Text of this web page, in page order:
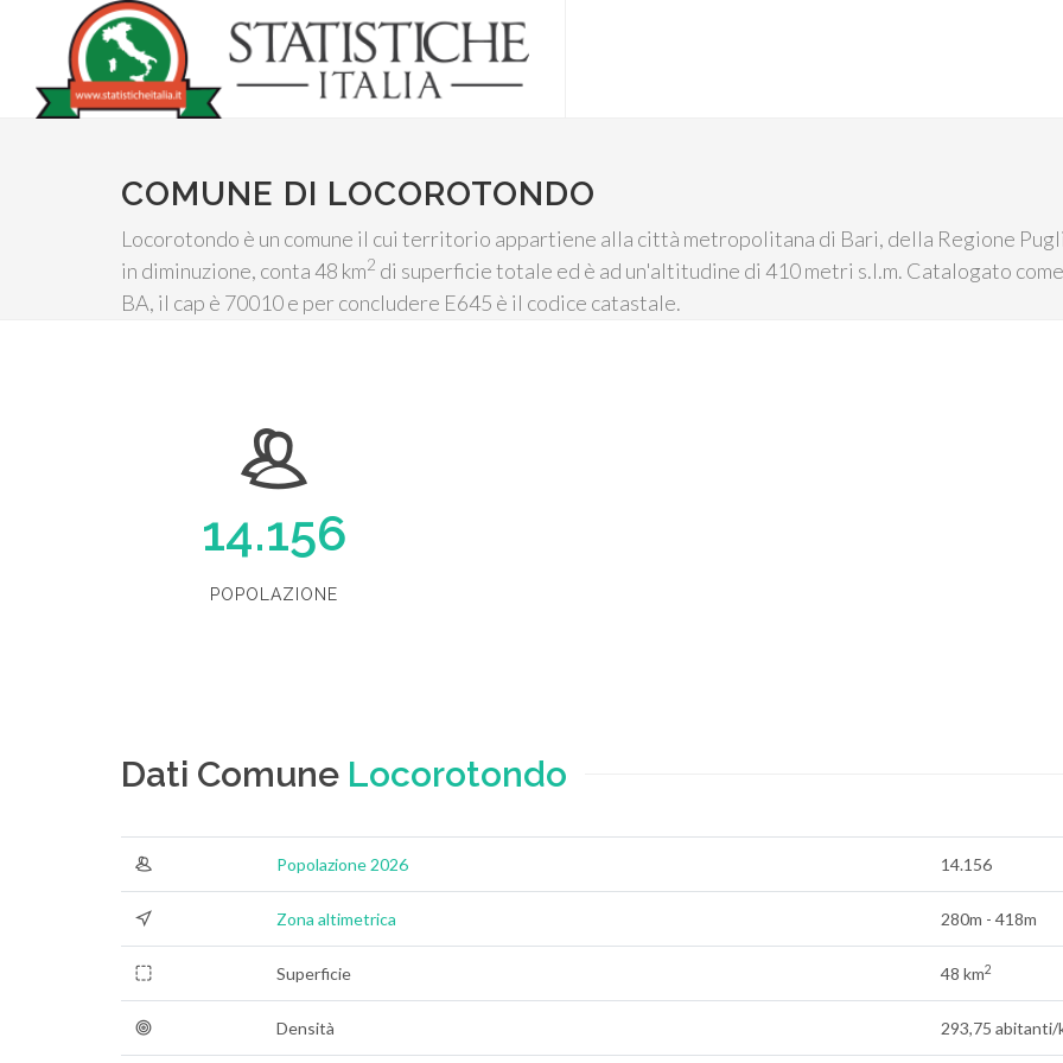
COMUNE DI LOCOROTONDO
Locorotondo è un comune il cui territorio appartiene alla città metropolitana di Bari, della Regione
in diminuzione, conta 48 km2 di superficie totale ed è ad un'altitudine di 410 metri s.l.m. Catalogato
BA, il cap è 70010 e per concludere E645 è il codice catastale.
14.156
POPOLAZIONE
Dati Comune Locorotondo
Popolazione 2026 14.156
Zona altimetrica 280m - 418m
Superficie 48 km2
Densità 293,75 abitanti/